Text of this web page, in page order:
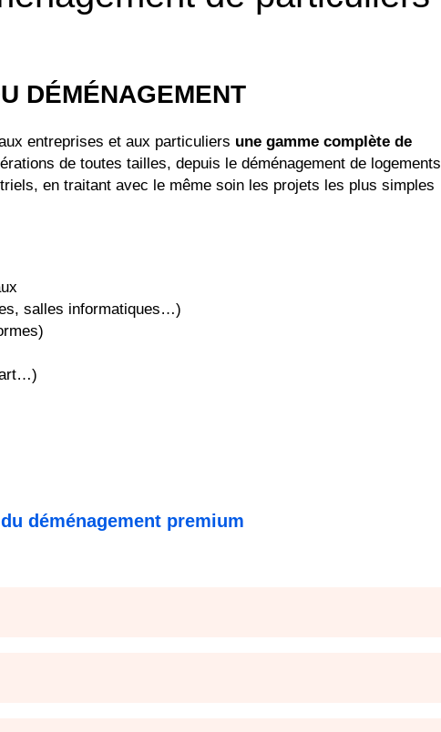
DÉMÉNAGEMENT
entreprises et aux particuliers une gamme complète de
de toutes tailles, depuis le déménagement de logements
en traitant avec le même soin les projets les plus simples
salles informatiques…)
déménagement premium